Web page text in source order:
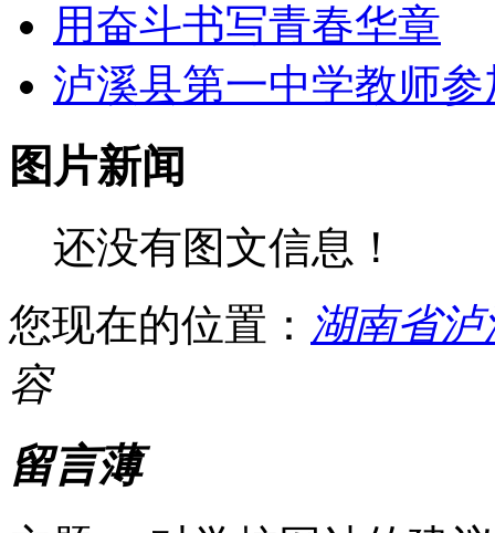
用奋斗书写青春华章
泸溪县第一中学教师
图片新闻
还没有图文信息！
您现在的位置： 湖南省
容
留言薄